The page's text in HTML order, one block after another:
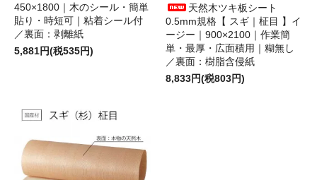
450×1800｜木のシール・簡単
貼り・時短可｜粘着シール付
／裏面：剥離紙
5,881円(税535円)
天然木ツキ板シート
0.5mm規格【 スギ｜柾目 】イ
ージー｜900×2100｜作業簡
単・最厚・広面積用｜糊無し
／裏面：樹脂含侵紙
8,833円(税803円)